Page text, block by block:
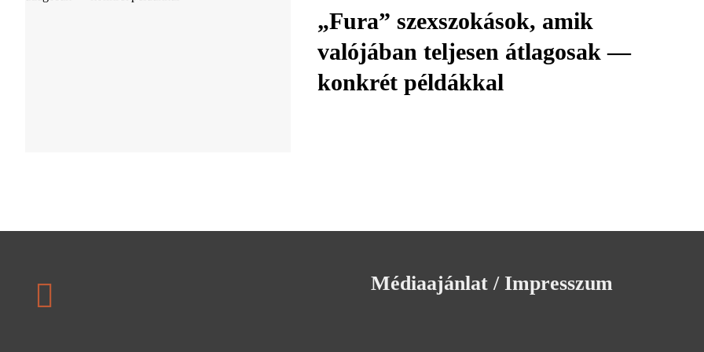
„Fura” szexszokások, amik
valójában teljesen átlagosak —
konkrét példákkal
Médiaajánlat / Impresszum